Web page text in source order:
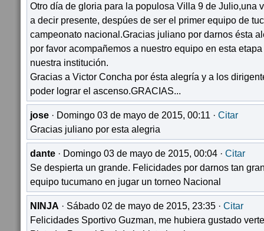
Otro día de gloria para la populosa Villa 9 de Julio,una
a decir presente, despúes de ser el primer equipo de
campeonato nacional.Gracias juliano por darnos ésta
por favor acompañemos a nuestro equipo en esta
nuestra institución.
Gracias a Victor Concha por ésta alegría y a los
poder lograr el ascenso.GRACIAS...
jose · Domingo 03 de mayo de 2015, 00:11 · Citar
Gracias juliano por esta alegria
dante · Domingo 03 de mayo de 2015, 00:04 · Citar
Se despierta un grande. Felicidades por darnos tan
equipo tucumano en jugar un torneo Nacional
NINJA · Sábado 02 de mayo de 2015, 23:35 · Citar
Felicidades Sportivo Guzman, me hubiera gustado